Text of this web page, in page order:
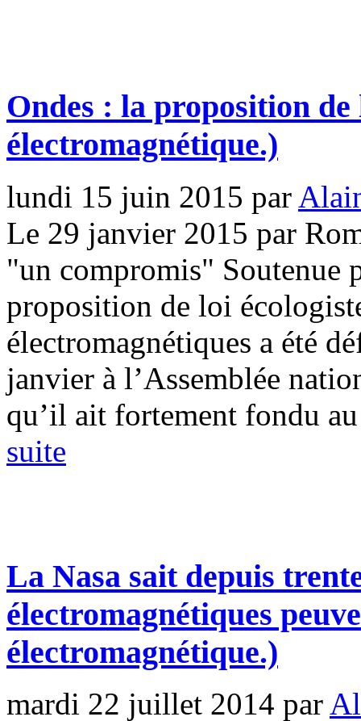
Ondes : la proposition de
électromagnétique.)
lundi 15 juin 2015 par
Le 29 janvier 2015 par
"un compromis" Soutenue
proposition de loi
électromagnétiques a été
janvier à l’Assemblée
qu’il ait fortement fondu
suite
La Nasa sait depuis
électromagnétiques
électromagnétique.)
mardi 22 juillet 2014 par